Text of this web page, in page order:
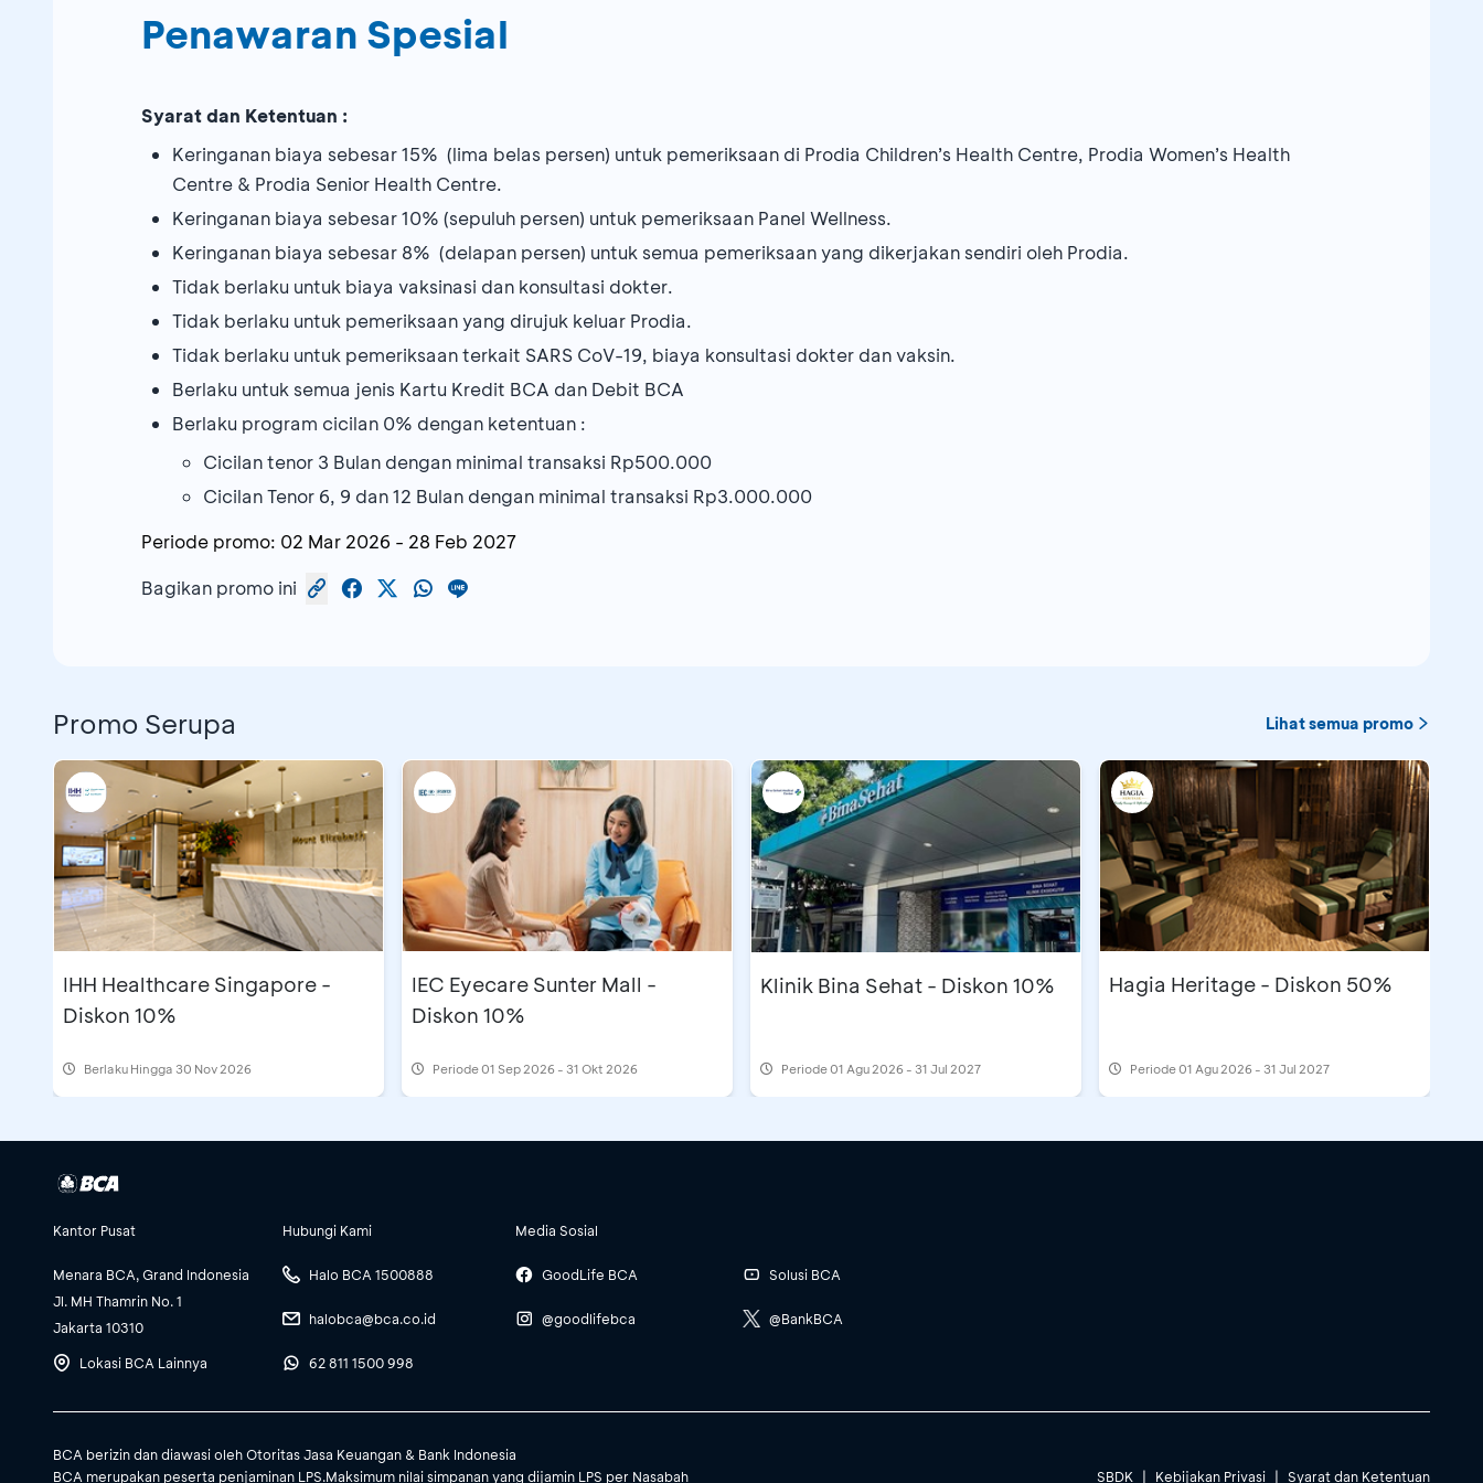
Penawaran Spesial
Syarat dan Ketentuan :
Keringanan biaya sebesar 15% (lima belas persen) untuk pemeriksaan di Prodia Children’s Health Centre, Prodia Women’s Health
Centre & Prodia Senior Health Centre.
Keringanan biaya sebesar 10% (sepuluh persen) untuk pemeriksaan Panel Wellness.
Keringanan biaya sebesar 8% (delapan persen) untuk semua pemeriksaan yang dikerjakan sendiri oleh Prodia.
Tidak berlaku untuk biaya vaksinasi dan konsultasi dokter.
Tidak berlaku untuk pemeriksaan yang dirujuk keluar Prodia.
Tidak berlaku untuk pemeriksaan terkait SARS CoV-19, biaya konsultasi dokter dan vaksin.
Berlaku untuk semua jenis Kartu Kredit BCA dan Debit BCA
Berlaku program cicilan 0% dengan ketentuan :
Cicilan tenor 3 Bulan dengan minimal transaksi Rp500.000
Cicilan Tenor 6, 9 dan 12 Bulan dengan minimal transaksi Rp3.000.000
Periode promo: 02 Mar 2026 - 28 Feb 2027
Bagikan promo ini
Promo Serupa Lihat semua promo
IHH Healthcare Singapore -
Diskon 10%
Berlaku Hingga 30 Nov 2026
IEC Eyecare Sunter Mall -
Diskon 10%
Periode01 Sep 2026 - 31 Okt 2026
Klinik Bina Sehat - Diskon 10%
Periode01 Agu 2026 - 31 Jul 2027
Hagia Heritage - Diskon 50%
Periode01 Agu 2026 - 31 Jul 2027
Kantor Pusat
Menara BCA, Grand Indonesia
Jl. MH Thamrin No. 1
Jakarta 10310
Lokasi BCA Lainnya
Hubungi Kami
Halo BCA 1500888
halobca@bca.co.id
62 811 1500 998
Media Sosial
GoodLife BCA
@goodlifebca
Solusi BCA
@BankBCA
BCA berizin dan diawasi oleh Otoritas Jasa Keuangan & Bank Indonesia
BCA merupakan peserta penjaminan LPS.Maksimum nilai simpanan yang dijamin LPS per Nasabah
SBDK | Kebijakan Privasi | Syarat dan Ketentuan